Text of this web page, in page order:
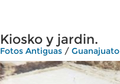
Kiosko y jardin.
Fotos Antiguas / Guanajuato